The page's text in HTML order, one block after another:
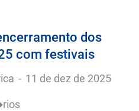
dos
com festivais
- 11 de dez de 2025